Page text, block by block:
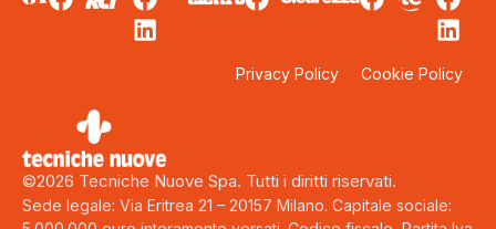
Privacy Policy Cookie Policy
©2026 Tecniche Nuove Spa. Tutti i diritti riservati.
Sede legale: Via Eritrea 21 – 20157 Milano. Capitale sociale: